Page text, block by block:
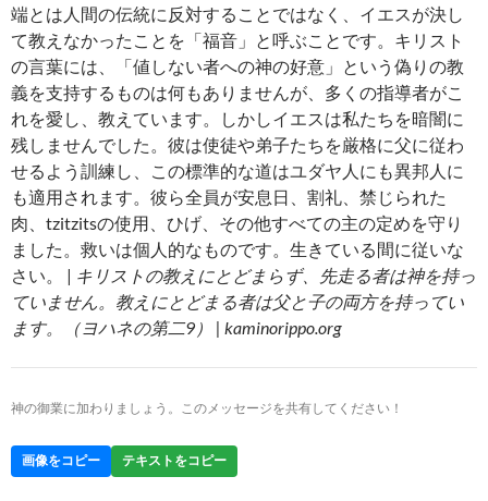
端とは人間の伝統に反対することではなく、イエスが決し
て教えなかったことを「福音」と呼ぶことです。キリスト
の言葉には、「値しない者への神の好意」という偽りの教
義を支持するものは何もありませんが、多くの指導者がこ
れを愛し、教えています。しかしイエスは私たちを暗闇に
残しませんでした。彼は使徒や弟子たちを厳格に父に従わ
せるよう訓練し、この標準的な道はユダヤ人にも異邦人に
も適用されます。彼ら全員が安息日、割礼、禁じられた
肉、tzitzitsの使用、ひげ、その他すべての主の定めを守り
ました。救いは個人的なものです。生きている間に従いな
さい。 | キリストの教えにとどまらず、先走る者は神を持っ
ていません。教えにとどまる者は父と子の両方を持ってい
ます。（ヨハネの第二9） | kaminorippo.org
神の御業に加わりましょう。このメッセージを共有してください！
画像をコピー テキストをコピー